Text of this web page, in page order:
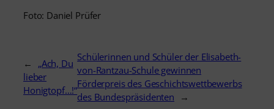
Foto: Daniel Prüfer
←
„Ach, Du
lieber
Honigtopf…!“
Schülerinnen und Schüler der Elisabeth-
von-Rantzau-Schule gewinnen
Förderpreis des Geschichtswettbewerbs
des Bundespräsidenten
→